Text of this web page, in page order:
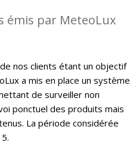
émis par MeteoLux
nos clients étant un objectif
a mis en place un système
de surveiller non
ponctuel des produits mais
La période considérée